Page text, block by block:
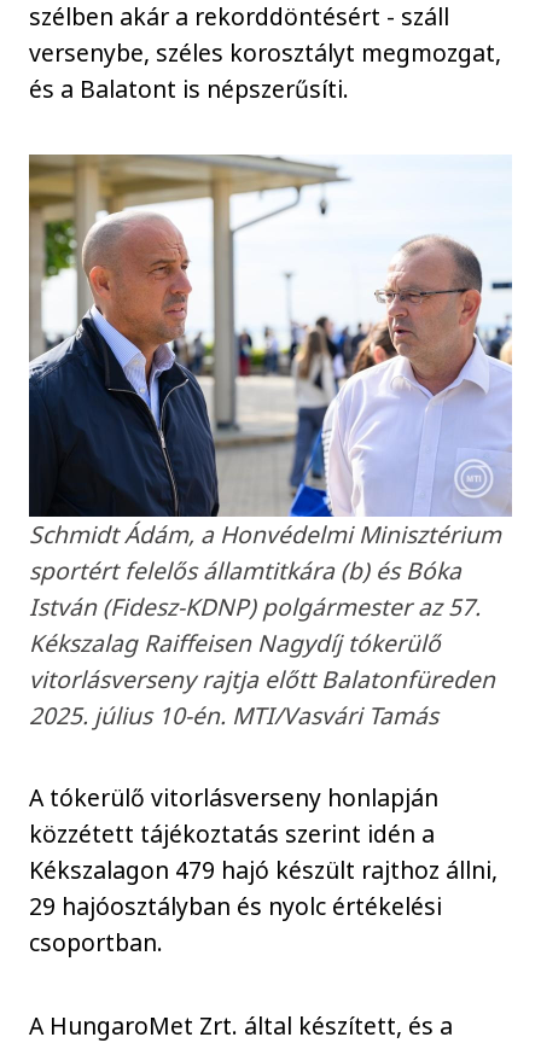
szélben akár a rekorddöntésért - száll
versenybe, széles korosztályt megmozgat,
és a Balatont is népszerűsíti.
Schmidt Ádám, a Honvédelmi Minisztérium
sportért felelős államtitkára (b) és Bóka
István (Fidesz-KDNP) polgármester az 57.
Kékszalag Raiffeisen Nagydíj tókerülő
vitorlásverseny rajtja előtt Balatonfüreden
2025. július 10-én. MTI/Vasvári Tamás
A tókerülő vitorlásverseny honlapján
közzétett tájékoztatás szerint idén a
Kékszalagon 479 hajó készült rajthoz állni,
29 hajóosztályban és nyolc értékelési
csoportban.
A HungaroMet Zrt. által készített, és a